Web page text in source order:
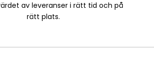
av leveranser i rätt tid och på
rätt plats.